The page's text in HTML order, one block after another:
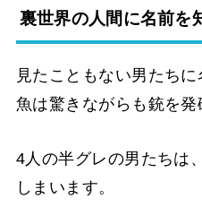
裏世界の人間に名前を
見たこともない男たち
魚は驚きながらも銃を発
4人の半グレの男たちは
しまいます。